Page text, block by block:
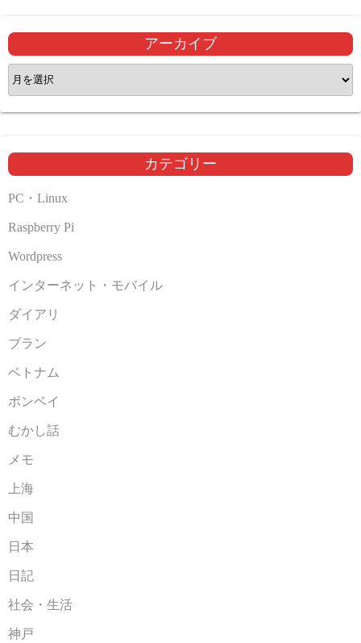
アーカイブ
ア
ー
カ
ブ
カテゴリー
PC・Linux
Raspberry Pi
Wordpress
インターネット・モバイル
ダイアリ
ブラン
ベトナム
ボンベイ
むかし話
メモ
上海
中国
日本
日記
社会・生活
神戸